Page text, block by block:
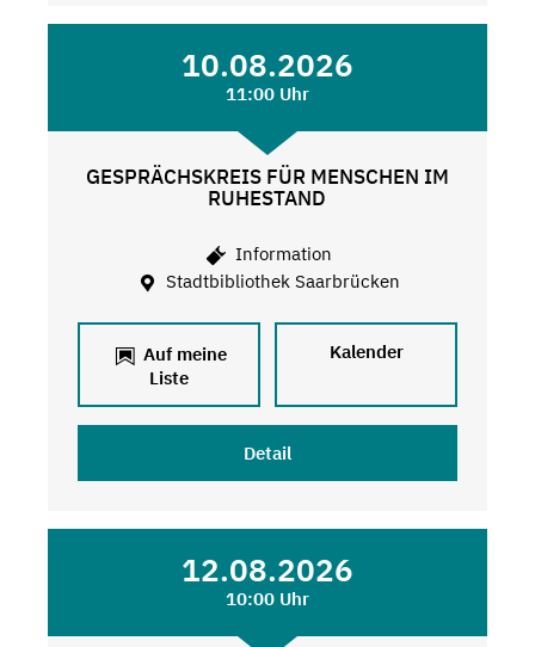
10.08.2026
11:00 Uhr
GESPRÄCHSKREIS FÜR MENSCHEN IM
RUHESTAND
Information
Stadtbibliothek Saarbrücken
Auf meine
Liste
Kalender
Detail
12.08.2026
10:00 Uhr